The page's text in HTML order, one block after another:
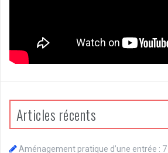
Articles récents
Aménagement pratique d’une entrée :